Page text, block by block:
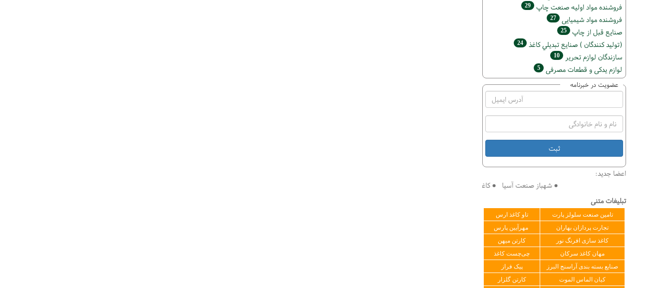
فروشنده مواد اوليه صنعت چاپ 29
فروشنده مواد شیمیایی 27
صنايع قبل از چاپ 25
(تولید كنندگان ) صنايع تبديلي كاغذ 24
سازندگان لوازم تحریر 10
لوازم یدکی و قطعات مصرفی 5
عضویت در خبرنامه
اعضا جدید:
● شهباز صنعت آسیا ● کاغذ سازی افق ● فنی مهندسی سپهر کویر فرداد ● کاغذ و مقوای فانتزی ترنج ● رسا
تبلیغات متنی
تامین صنعت سلولز پارت
تاو کاغذ ارس
تجارت پردازان بهاران
مهرآیین پارس
کاغذ سازی افرنگ نور
کارتن میهن
مهان کاغذ سرکان
چی‌چست کاغذ
صنایع بسته بندی آراسنج البرز
پیک فراز
کیان الماس الموت
کارتن گلزار